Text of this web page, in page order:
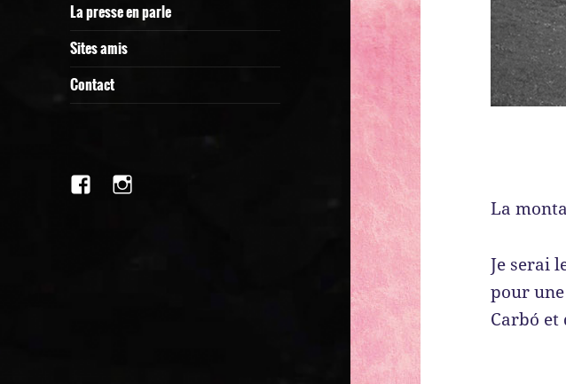
La presse en parle
Sites amis
Contact
facebookInstagram
La
Je serai
pour
Carbó